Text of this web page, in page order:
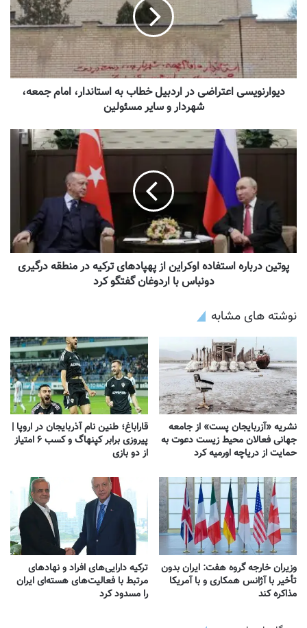
دیوارنویسی اعتراضی در اردبیل خطاب به استاندار، امام جمعه،
شهردار و سایر مسئولین
پوتین درباره استفاده اوکراین از پهپادهای ترکیه در منطقه درگیری
دونباس با اردوغان گفتگو کرد
نوشته های مشابه
نشریه «آزربایجان پست» از جامعه
جهانی فعالان محیط زیست دعوت به
حمایت از دریاچه اورمیه کرد
قاراباغ؛ طنین نام آذربایجان در اروپا |
پیروزی برابر کپنهاگ و کسب ۶ امتیاز
از دو بازی
وزیران خارجه گروه هفت: ایران بدون
تأخیر با آژانس همکاری و با آمریکا
مذاکره کند
ترکیه دارایی‌های افراد و نهادهای
مرتبط با فعالیت‌های هسته‌ای ایران
را مسدود کرد